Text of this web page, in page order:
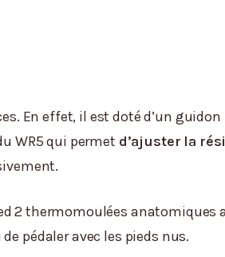
En effet, il est doté d’un
WR5 qui permet d’ajuster la
2 thermomoulées anatomiques
pédaler avec les pieds nus.